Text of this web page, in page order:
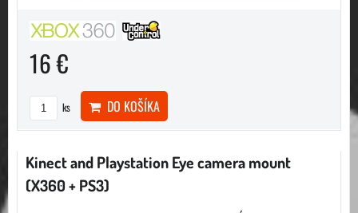
16 €
ks DO KOŠÍKA
Kinect and Playstation Eye camera mount
(X360 + PS3)